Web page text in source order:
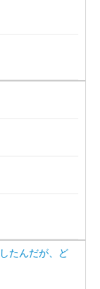
たんだが、ど